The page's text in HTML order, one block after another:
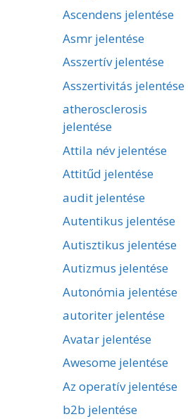
Ascendens jelentése
Asmr jelentése
Asszertív jelentése
Asszertivitás jelentése
atherosclerosis
jelentése
Attila név jelentése
Attitűd jelentése
audit jelentése
Autentikus jelentése
Autisztikus jelentése
Autizmus jelentése
Autonómia jelentése
autoriter jelentése
Avatar jelentése
Awesome jelentése
Az operatív jelentése
b2b jelentése